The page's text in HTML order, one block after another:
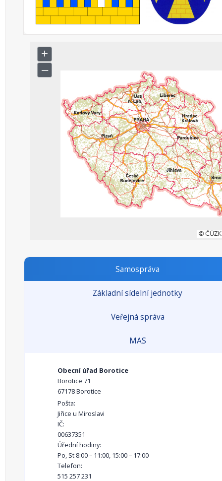
Samospráva
Základní sídelní jednotky
Veřejná správa
MAS
Obecní úřad Borotice
Borotice 71
67178 Borotice
Pošta:
Jiřice u Miroslavi
IČ:
00637351
Úřední hodiny:
Po, St 8:00 – 11:00, 15:00 – 17:00
Telefon:
515 257 231